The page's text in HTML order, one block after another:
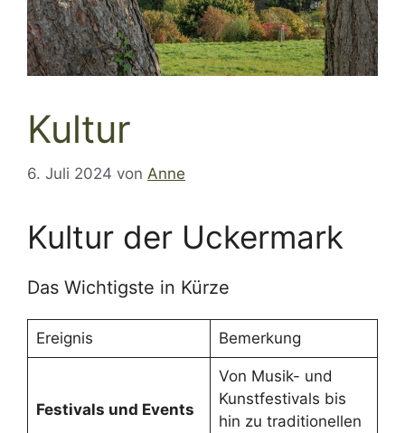
Kultur
6. Juli 2024 von Anne
Kultur der Uckermark
Das Wichtigste in Kürze
Ereignis Bemerkung
Festivals und Events
Von Musik- und
Kunstfestivals bis
hin zu traditionellen